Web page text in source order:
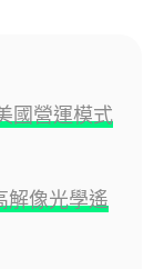
國營運模式
像光學遙